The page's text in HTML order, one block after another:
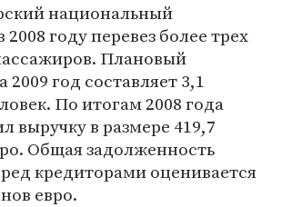
национальный
2008 году перевез более трех
Плановый
2009 год составляет 3,1
По итогам 2008 года
выручку в размере 419,7
Общая задолженность
кредиторами оценивается
евро.